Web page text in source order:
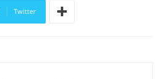
Twitter